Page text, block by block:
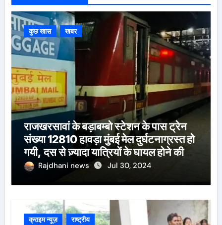
कुछ खास खबर
राजखरसावां के बड़ाबम्बो स्टेशन के पास ट्रेन
संख्या 12810 हावड़ा मुंबई मेल दुर्घटनाग्रस्त हो
गयी, दस से ज़्यादा यात्रियों के घायल होने की
खबर।सरायकेला के वरीय पदाधिकारी
Rajdhani news Jul 30, 2024
क्राइम न्यूज़ राष्ट्रीय